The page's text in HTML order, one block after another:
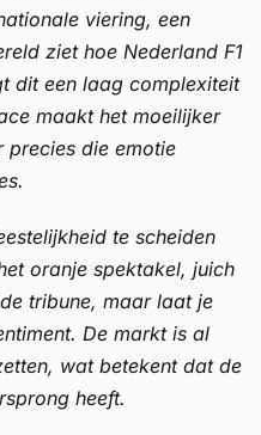
viering, een
ziet hoe Nederland F1
dit een laag complexiteit
maakt het moeilijker
die emotie
te scheiden
oranje spektakel, juich
tribune, maar laat je
De markt is al
wat betekent dat de
heeft.